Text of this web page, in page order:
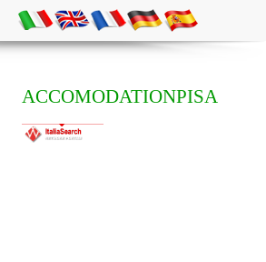
ACCOMODATIONPISA